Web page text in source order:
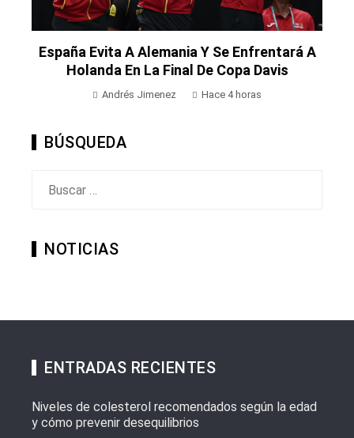
España Evita A Alemania Y Se Enfrentará A
Holanda En La Final De Copa Davis
Andrés Jimenez Hace 4 horas
BÚSQUEDA
NOTICIAS
ENTRADAS RECIENTES
Niveles de colesterol recomendados según la edad
y cómo prevenir desequilibrios